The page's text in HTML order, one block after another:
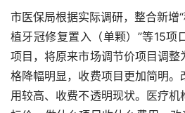
市医保局根据实际调研，整合新增
植牙冠修复置入（单颗）”等15项
项目，将原来市场调节价项目调
格降幅明显，收费项目更加简明。
用较高、收费不透明现状。医疗